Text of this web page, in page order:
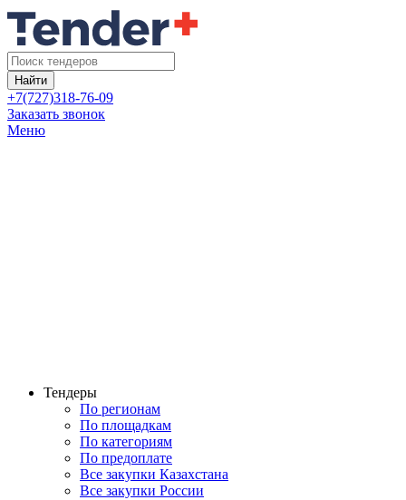
Найти
+7(727)318-76-09
Заказать звонок
Меню
Тендеры
По регионам
По площадкам
По категориям
По предоплате
Все закупки Казахстана
Все закупки России